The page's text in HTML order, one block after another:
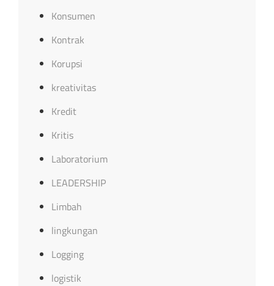
Konsumen
Kontrak
Korupsi
kreativitas
Kredit
Kritis
Laboratorium
LEADERSHIP
Limbah
lingkungan
Logging
logistik